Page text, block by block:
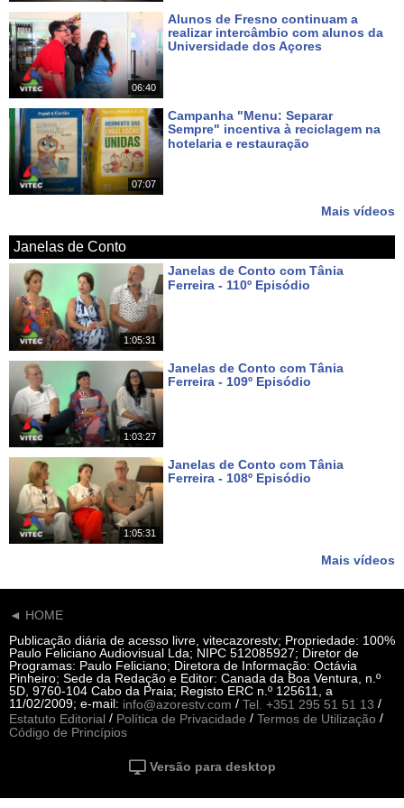
06:40
Alunos de Fresno continuam a
realizar intercâmbio com alunos da
Universidade dos Açores
07:07
Campanha "Menu: Separar
Sempre" incentiva à reciclagem na
hotelaria e restauração
Mais vídeos
Janelas de Conto
1:05:31
Janelas de Conto com Tânia
Ferreira - 110º Episódio
1:03:27
Janelas de Conto com Tânia
Ferreira - 109º Episódio
1:05:31
Janelas de Conto com Tânia
Ferreira - 108º Episódio
Mais vídeos
◄ HOME
Publicação diária de acesso livre, vitecazorestv; Propriedade: 100%
Paulo Feliciano Audiovisual Lda; NIPC 512085927; Diretor de
Programas: Paulo Feliciano; Diretora de Informação: Octávia
Pinheiro; Sede da Redação e Editor: Canada da Boa Ventura, n.º
5D, 9760-104 Cabo da Praia; Registo ERC n.º 125611, a
11/02/2009; e-mail: info@azorestv.com / Tel. +351 295 51 51 13 /
Estatuto Editorial / Política de Privacidade / Termos de Utilização /
Código de Princípios
Versão para desktop